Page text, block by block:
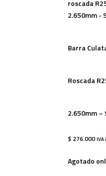
Barra
Roscada
2.650mm –
$ 276.000 IVA
Agotado